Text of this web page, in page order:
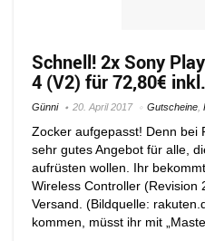
Schnell! 2x Sony
4 (V2) für 72,80€
Günni 20. April 2017 Gutscheine
Zocker aufgepasst! Denn bei
sehr gutes Angebot für alle,
aufrüsten wollen. Ihr
Wireless Controller (Revision
Versand. (Bildquelle:
kommen, müsst ihr mit